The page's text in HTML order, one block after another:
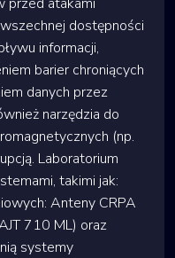
dostępności
informacji,
barier chroniących
danych przez
narzędzia do
(np.
Laboratorium
takimi jak:
Anteny CRPA
710 ML) oraz
systemy